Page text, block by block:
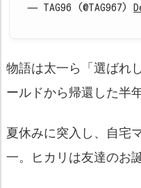
— TAG96 (@TAG967)
物語は太一ら「選ばれ
ールドから帰還した半
夏休みに突入し、自宅
一。ヒカリは友達のお